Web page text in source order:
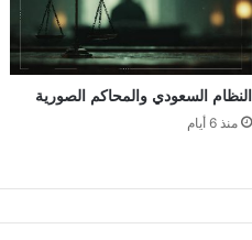
النظام السعودي والمحاكم الصورية
منذ 6 أيام